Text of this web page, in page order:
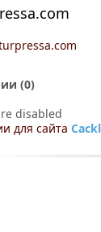
(0)
disabled
для сайта Cackl